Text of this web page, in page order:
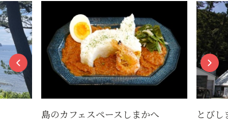
とびしまマリンプラザ 飛島